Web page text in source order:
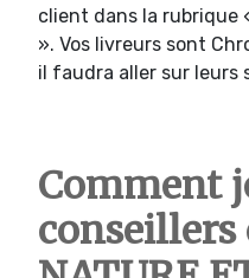
client dans la rubrique
». Vos livreurs sont
il faudra aller sur leurs
Comment
conseillers